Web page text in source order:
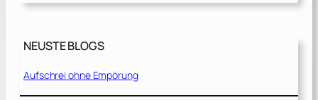
NEUSTE BLOGS
Aufschrei ohne Empörung